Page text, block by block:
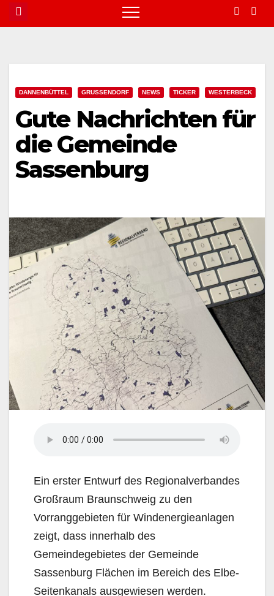
DANNENBÜTTEL GRUSSENDORF NEWS TICKER WESTERBECK
Gute Nachrichten für
die Gemeinde
Sassenburg
Ein erster Entwurf des Regionalverbandes
Großraum Braunschweig zu den
Vorranggebieten für Windenergieanlagen
zeigt, dass innerhalb des
Gemeindegebietes der Gemeinde
Sassenburg Flächen im Bereich des Elbe-
Seitenkanals ausgewiesen werden.